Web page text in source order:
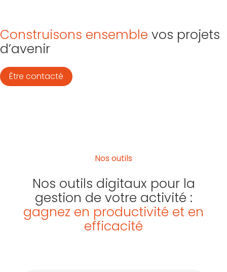
Construisons ensemble vos projets
d’avenir
Être contacté
Nos outils
Nos outils digitaux pour la
gestion de votre activité :
gagnez en productivité et en
efficacité